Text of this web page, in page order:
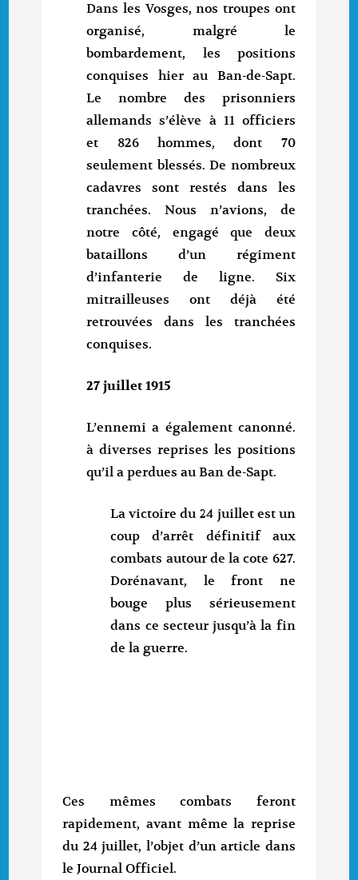
Dans les Vosges, nos troupes ont
organisé, malgré le
bombardement, les positions
conquises hier au Ban-de-Sapt.
Le nombre des prisonniers
allemands s’élève à 11 officiers
et 826 hommes, dont 70
seulement blessés. De nombreux
cadavres sont restés dans les
tranchées. Nous n’avions, de
notre côté, engagé que deux
bataillons d’un régiment
d’infanterie de ligne. Six
mitrailleuses ont déjà été
retrouvées dans les tranchées
conquises.
27 juillet 1915
L’ennemi a également canonné.
à diverses reprises les positions
qu’il a perdues au Ban de-Sapt.
La victoire du 24 juillet est un
coup d’arrêt définitif aux
combats autour de la cote 627.
Dorénavant, le front ne
bouge plus sérieusement
dans ce secteur jusqu’à la fin
de la guerre.
Ces mêmes combats feront
rapidement, avant même la reprise
du 24 juillet, l’objet d’un article dans
le Journal Officiel.